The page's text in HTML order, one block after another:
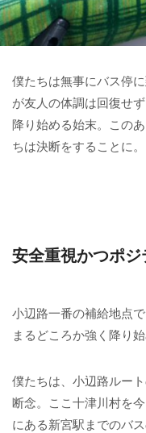
僕たちは無事にバス停
が友人の体調は回復せ
降り始める始末。この
ちは決断をすることに。
安全重視かつポ
小辺路一番の補給地点
まるどころか強く降り
僕たちは、小辺路ルー
断念。ここ十津川村を
にある新宮駅までのバ